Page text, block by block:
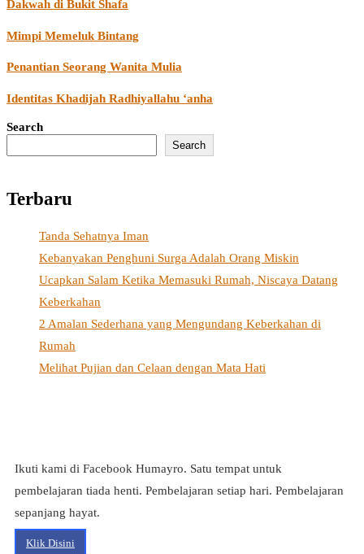
Dakwah di Bukit Shafa
Mimpi Memeluk Bintang
Penantian Seorang Wanita Mulia
Identitas Khadijah Radhiyallahu ‘anha
Search
Search
Terbaru
Tanda Sehatnya Iman
Kebanyakan Penghuni Surga Adalah Orang Miskin
Ucapkan Salam Ketika Memasuki Rumah, Niscaya Datang
Keberkahan
2 Amalan Sederhana yang Mengundang Keberkahan di
Rumah
Melihat Pujian dan Celaan dengan Mata Hati
Ikuti kami di Facebook Humayro. Satu tempat untuk
pembelajaran tiada henti. Pembelajaran setiap hari. Pembelajaran
sepanjang hayat.
Klik Disini